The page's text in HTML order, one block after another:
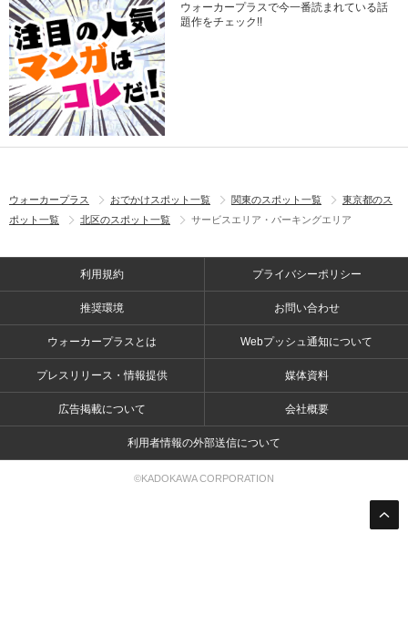
ウォーカープラスで今一番読まれている話
題作をチェック!!
ウォーカープラス おでかけスポット一覧 関東のスポット一覧
東京都のス
ポット一覧
北区のスポット一覧 サービスエリア・パーキングエリア
利用規約 プライバシーポリシー
推奨環境 お問い合わせ
ウォーカープラスとは Webプッシュ通知について
プレスリリース・情報提供 媒体資料
広告掲載について 会社概要
利用者情報の外部送信について
©KADOKAWA CORPORATION